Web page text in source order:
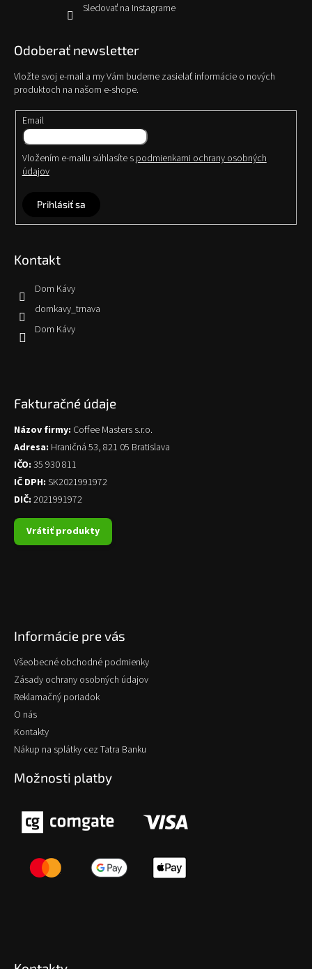
Sledovať na Instagrame
Odoberať newsletter
Vložte svoj e-mail a my Vám budeme zasielať informácie o nových
produktoch na našom e-shope.
Email
Vložením e-mailu súhlasíte s podmienkami ochrany osobných
údajov
Prihlásiť sa
Kontakt
Dom Kávy
domkavy_trnava
Dom Kávy
Fakturačné údaje
Názov firmy: Coffee Masters s.r.o.
Adresa: Hraničná 53, 821 05 Bratislava
IČO: 35 930 811
IČ DPH: SK2021991972
DIČ: 2021991972
Vrátiť produkty
Informácie pre vás
Všeobecné obchodné podmienky
Zásady ochrany osobných údajov
Reklamačný poriadok
O nás
Kontakty
Nákup na splátky cez Tatra Banku
Možnosti platby